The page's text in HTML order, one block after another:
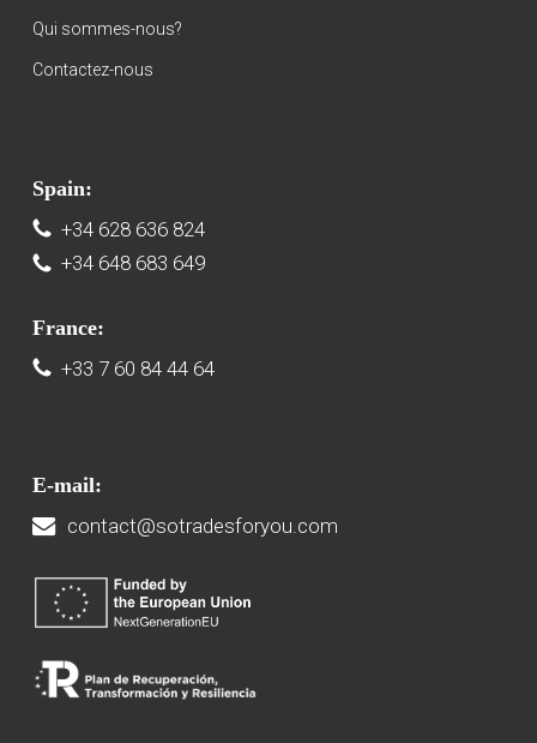
Qui sommes-nous?
Contactez-nous
Spain:
+34 628 636 824
+34 648 683 649
France:
+33 7 60 84 44 64
E-mail:
contact@sotradesforyou.com